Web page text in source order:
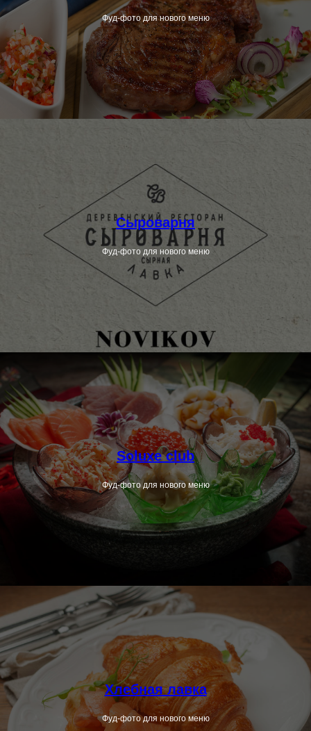
Фуд-фото для нового меню
Сыроварня
Фуд-фото для нового меню
Soluxe club
Фуд-фото для нового меню
Хлебная лавка
Фуд-фото для нового меню